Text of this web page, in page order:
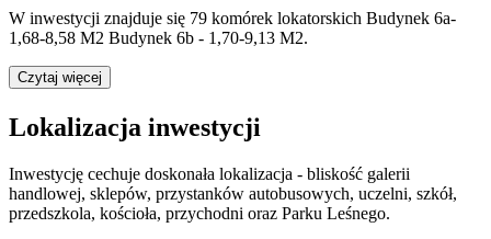
W inwestycji znajduje się 79 komórek lokatorskich Budynek 6a-
1,68-8,58 M2 Budynek 6b - 1,70-9,13 M2.
Czytaj więcej
Lokalizacja inwestycji
Inwestycję cechuje doskonała lokalizacja - bliskość galerii
handlowej, sklepów, przystanków autobusowych, uczelni, szkół,
przedszkola, kościoła, przychodni oraz Parku Leśnego.